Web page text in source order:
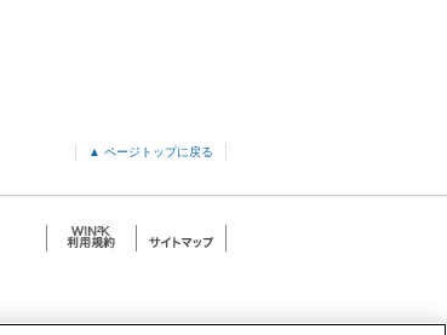
▲ ページトップに戻る